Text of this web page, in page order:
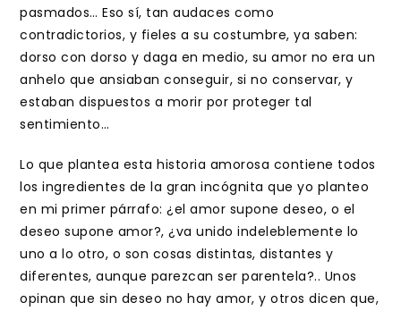
pasmados… Eso sí, tan audaces como
contradictorios, y fieles a su costumbre, ya saben:
dorso con dorso y daga en medio, su amor no era un
anhelo que ansiaban conseguir, si no conservar, y
estaban dispuestos a morir por proteger tal
sentimiento…
Lo que plantea esta historia amorosa contiene todos
los ingredientes de la gran incógnita que yo planteo
en mi primer párrafo: ¿el amor supone deseo, o el
deseo supone amor?, ¿va unido indeleblemente lo
uno a lo otro, o son cosas distintas, distantes y
diferentes, aunque parezcan ser parentela?.. Unos
opinan que sin deseo no hay amor, y otros dicen que,